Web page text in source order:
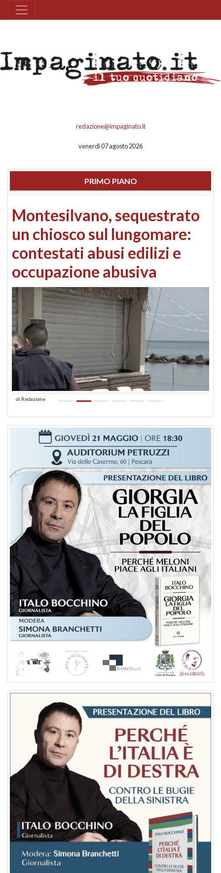
redazione@impaginato.it
venerdì 07 agosto 2026
PRIMO PIANO
Montesilvano, sequestrato
un chiosco sul lungomare:
contestati abusi edilizi e
occupazione abusiva
di Redazione